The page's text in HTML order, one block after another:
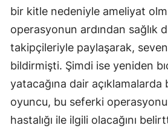
bir kitle nedeniyle ameliyat
operasyonun ardından sağlık
takipçileriyle paylaşarak,
bildirmişti. Şimdi ise yeniden
yatacağına dair açıklamalarda
oyuncu, bu seferki
hastalığı ile ilgili olacağını